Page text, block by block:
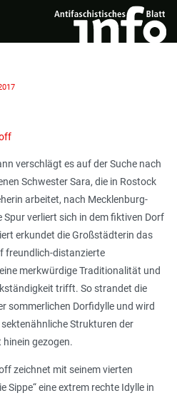
öffnen
verschlägt es auf der Suche nach
Schwester Sara, die in Rostock
arbeitet, nach Mecklenburg-
verliert sich in dem fiktiven Dorf
erkundet die Großstädterin das
freundlich-distanzierte
merkwürdige Traditionalität und
trifft. So strandet die
sommerlichen Dorf­idylle und wird
Strukturen der
gezogen.
zeichnet mit seinem vierten
Sippe“ eine extrem rechte Idylle in